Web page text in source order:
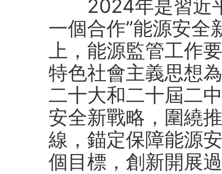
2024年是習近平
一個合作”能源安全
上，能源監管工作
特色社會主義思想
二十大和二十屆二
安全新戰略，圍繞
線，錨定保障能源
個目標，創新開展